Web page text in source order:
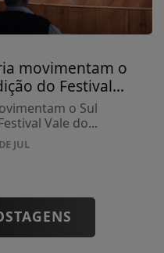
movimentam o
do Festival...
o Sul
Vale do...
JUL